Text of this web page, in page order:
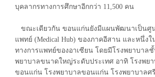
บุคลากรทางการศึกษาอีกกว่า 11,500 คน
ขณะเดียวกัน ขอนแก่นยังมีแผนพัฒนาเป็นศูน
แพทย์ (Medical Hub) ของภาคอีสาน และหนึ่ง
ทางการแพทย์ของอาเซียน โดยมีโรงพยาบาล
พยาบาลขนาดใหญ่ระดับประเทศ อาทิ โรงพยา
ขอนแก่น โรงพยาบาลขอนแก่น โรงพยาบาล